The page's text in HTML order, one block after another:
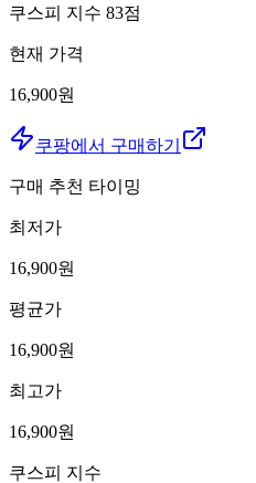
쿠스피 지수 83점
현재 가격
16,900원
쿠팡에서 구매하기
구매 추천 타이밍
최저가
16,900원
평균가
16,900원
최고가
16,900원
쿠스피 지수